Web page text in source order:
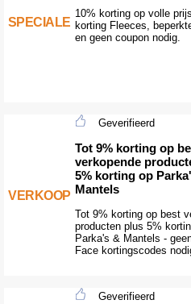
SPECIALE
10% korting op volle
korting Fleeces,
en geen coupon nodig.
VERKOOP
Geverifieerd
Tot 9% korting op
verkopende
5% korting op
Mantels
Tot 9% korting op best
producten plus 5%
Parka's & Mantels -
Face kortingscodes
Geverifieerd